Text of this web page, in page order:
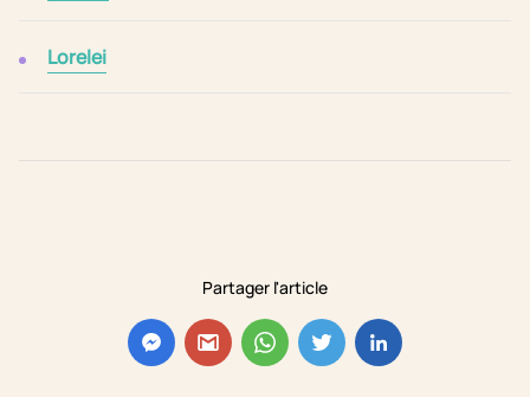
Partager l'article
Lorelei